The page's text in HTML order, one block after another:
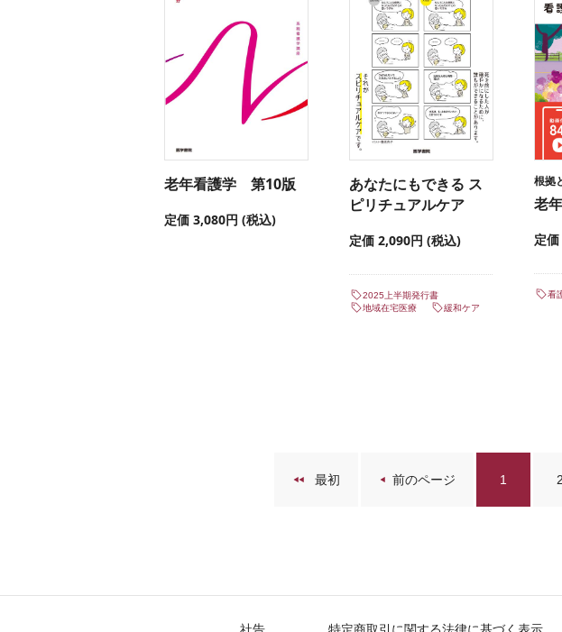
老年看護学 第10版
定価 3,080円 (税込)
あなたにもできる ス
ピリチュアルケア
定価 2,090円 (税込)
2025上半期発行書
地域在宅医療
緩和ケア
根拠
老
定
看
最初 前のページ 1 2
社告 特定商取引に関する法律に基づく表示